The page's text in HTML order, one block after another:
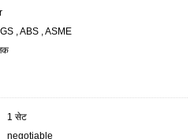
, ABS , ASME
1 सेट
negotiable